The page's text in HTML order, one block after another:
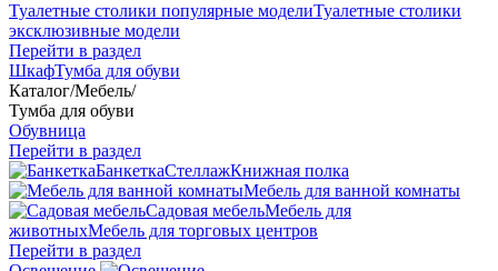
Туалетные столики популярные моделиТуалетные столики
эксклюзивные модели
Перейти в раздел
ШкафТумба для обуви
Каталог/Мебель/
Тумба для обуви
Обувница
Перейти в раздел
БанкеткаСтеллажКнижная полка
Мебель для ванной комнаты
Садовая мебельМебель для
животныхМебель для торговых центров
Перейти в раздел